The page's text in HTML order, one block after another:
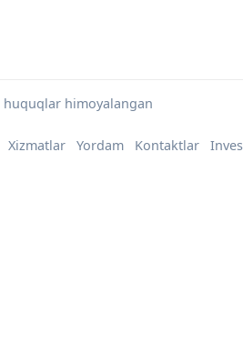
huquqlar himoyalangan
Xizmatlar Yordam Kontaktlar